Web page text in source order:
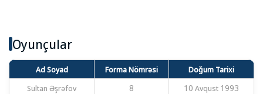
Oyunçular
Ad Soyad Forma Nömrəsi
Doğum Tarixi
Sultan Əşrəfov
8
10 Avqust 1993